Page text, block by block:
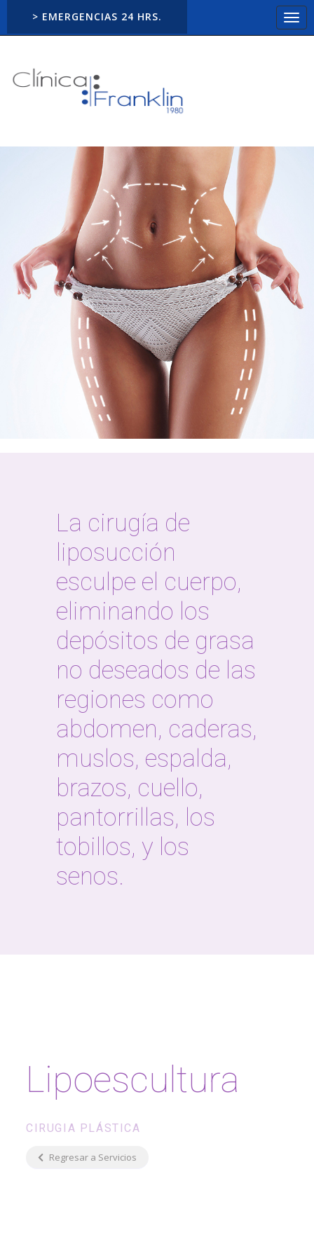
> EMERGENCIAS 24 HRS.
La cirugía de
liposucción
esculpe el cuerpo,
eliminando los
depósitos de grasa
no deseados de las
regiones como
abdomen, caderas,
muslos, espalda,
brazos, cuello,
pantorrillas, los
tobillos, y los
senos.
Lipoescultura
CIRUGIA PLÁSTICA
Regresar a Servicios